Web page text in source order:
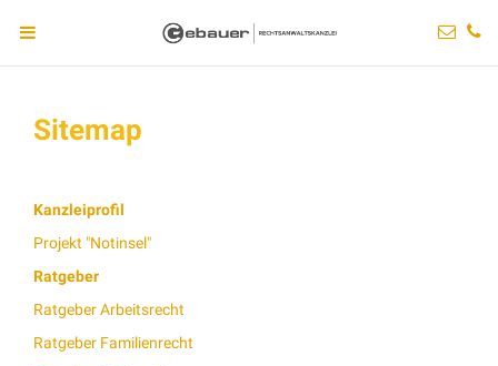
Sitemap
Kanzleiprofil
Projekt "Notinsel"
Ratgeber
Ratgeber Arbeitsrecht
Ratgeber Familienrecht